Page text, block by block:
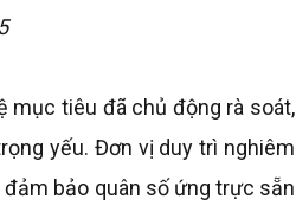
mục tiêu đã chủ động rà soát,
yếu. Đơn vị duy trì nghiêm
bảo quân số ứng trực sẵn